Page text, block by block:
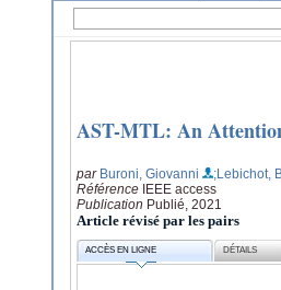
AST-MTL: An
par Buroni, Giovanni ;Lebichot,
Référence IEEE access
Publication Publié, 2021
Article révisé par les pairs
ACCÈS EN LIGNE DÉTAILS